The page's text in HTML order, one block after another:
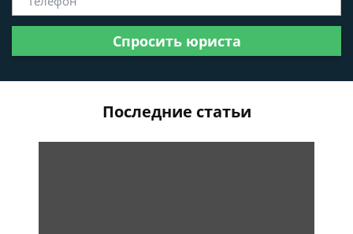
Спросить юриста
Последние статьи